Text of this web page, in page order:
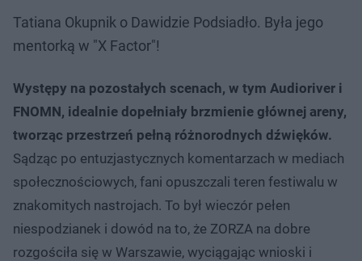
Tatiana Okupnik o Dawidzie Podsiadło. Była jego
mentorką w "X Factor"!
Występy na pozostałych scenach, w tym Audioriver i
FNOMN, idealnie dopełniały brzmienie głównej areny,
tworząc przestrzeń pełną różnorodnych dźwięków.
Sądząc po entuzjastycznych komentarzach w mediach
społecznościowych, fani opuszczali teren festiwalu w
znakomitych nastrojach. To był wieczór pełen
niespodzianek i dowód na to, że ZORZA na dobre
rozgościła się w Warszawie, wyciągając wnioski i